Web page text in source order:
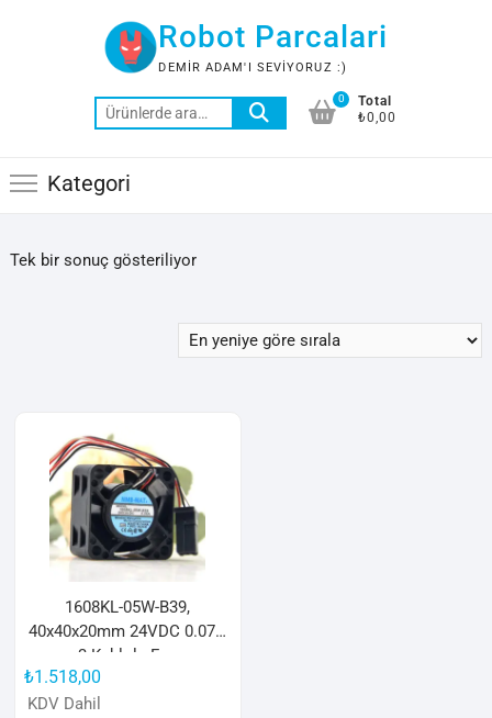
Robot Parcalari
DEMIR ADAM'I SEVIYORUZ :)
Ara:
0
Total
₺0,00
Kategori
Tek bir sonuç gösteriliyor
1608KL-05W-B39,
40x40x20mm 24VDC 0.07A
3 Kablolu Fan
₺1.518,00
KDV Dahil